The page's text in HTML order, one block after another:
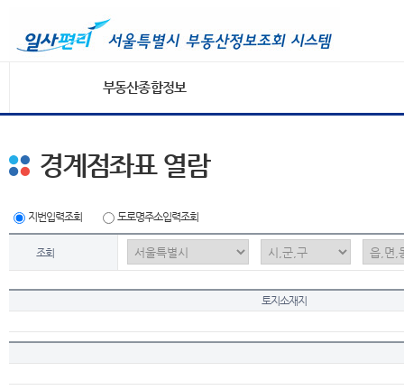
부동산종합정보
경계점좌표 열람
지번입력조회 도로명주소입력조회
조회
토지소재지